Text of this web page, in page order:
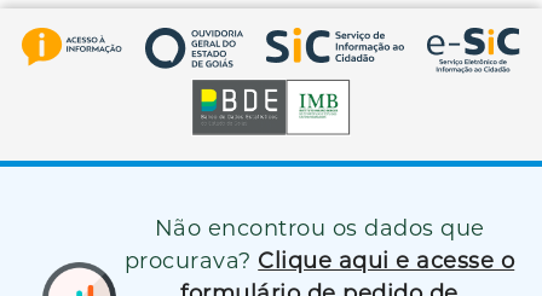
Não encontrou os dados que
procurava? Clique aqui e acesse o